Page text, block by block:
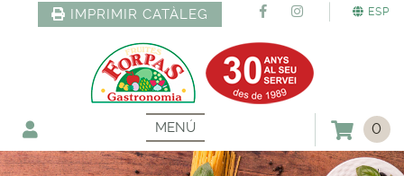
ESP
IMPRIMIR CATÀLEG
MENÚ 0